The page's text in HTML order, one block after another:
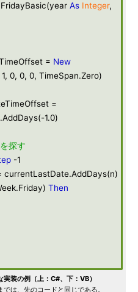
As Integer,
= New
0, 0, 0, TimeSpan.Zero)
=
1.0)
探す
-1
currentLastDate.AddDays(n)
Then
装の例（上：C#、下：VB）
は、先のコードと同じである。